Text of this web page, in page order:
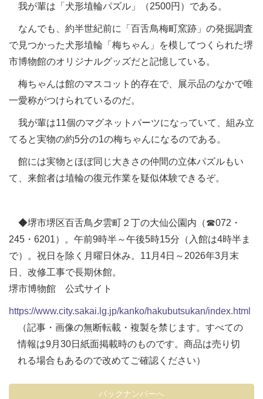
我が輩は「犬形埴輪パズル」（2500円）である。
なんでも、約半世紀前に「百舌鳥梅町窯跡」の発掘調査
で見つかった犬形埴輪「梅ちゃん」を模してつくられた堺
市博物館のオリジナルグッズだと記憶している。
梅ちゃんは館のマスコット的存在で、展示品のなかで唯
一愛称がつけられているのだ。
我が輩は11個のマグネットパーツになっていて、組み立
てると実物の約5分の1の梅ちゃんになるのである。
館には実物とほぼ同じ大きさの仲間の立体パズルもい
て、来館者は埴輪の復元作業を疑似体験できるぞ。
◆堺市堺区百舌鳥夕雲町２丁の大仙公園内（☎072・
245・6201）。午前9時半～午後5時15分（入館は4時半ま
で）。祝日を除く月曜日休み。11月4日～2026年3月末
日、改修工事で長期休館。
堺市博物館 公式サイト
https://www.city.sakai.lg.jp/kanko/hakubutsukan/index.html
（記事・画像の無断転載・複製を禁じます。すべての
情報は9月30日紙面掲載時のものです。商品は売り切
れる場合もあるので改めてご確認ください）
バックナンバーへ